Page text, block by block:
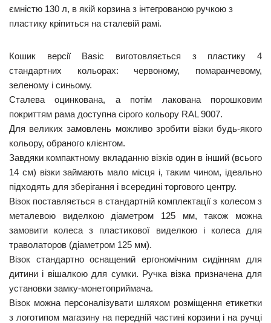
ємністю 130 л, в якій корзина з інтегрованою ручкою з
пластику кріпиться на сталевій рамі.
Кошик версії Basic виготовляється з пластику 4
стандартних кольорах: червоному, помаранчевому,
зеленому і синьому.
Сталева оцинкована, а потім лакована порошковим
покриттям рама доступна сірого кольору RAL 9007.
Для великих замовлень можливо зробити візки будь-якого
кольору, обраного клієнтом.
Завдяки компактному вкладанню візків один в інший (всього
14 см) візки займають мало місця і, таким чином, ідеально
підходять для зберігання і всередині торгового центру.
Візок поставляється в стандартній комплектації з колесом з
металевою виделкою діаметром 125 мм, також можна
замовити колеса з пластикової виделкою і колеса для
траволаторов (діаметром 125 мм).
Візок стандартно оснащений ергономічним сидінням для
дитини і вішалкою для сумки. Ручка візка призначена для
установки замку-монетоприймача.
Візок можна персоналізувати шляхом розміщення етикетки
з логотипом магазину на передній частині корзини і на ручці